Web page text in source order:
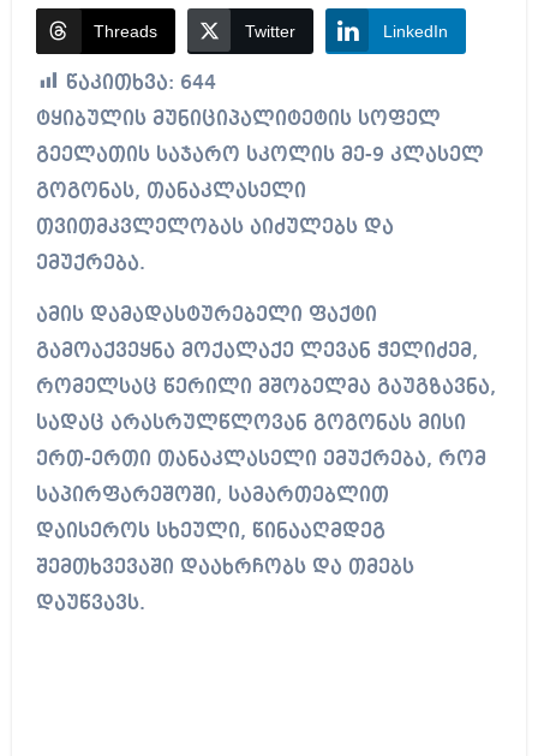
Threads Twitter LinkedIn
წაკითხვა: 644
ტყიბულის მუნიციპალიტეტის სოფელ
გეელათის საჯარო სკოლის მე-9 კლასელ
გოგონას, თანაკლასელი
თვითმკვლელობას აიძულებს და
ემუქრება.
ამის დამადასტურებელი ფაქტი
გამოაქვეყნა მოქალაქე ლევან ჭელიძემ,
რომელსაც წერილი მშობელმა გაუგზავნა,
სადაც არასრულწლოვან გოგონას მისი
ერთ-ერთი თანაკლასელი ემუქრება, რომ
საპირფარეშოში, სამართებლით
დაისეროს სხეული, წინააღმდეგ
შემთხვევაში დაახრჩობს და თმებს
დაუწვავს.